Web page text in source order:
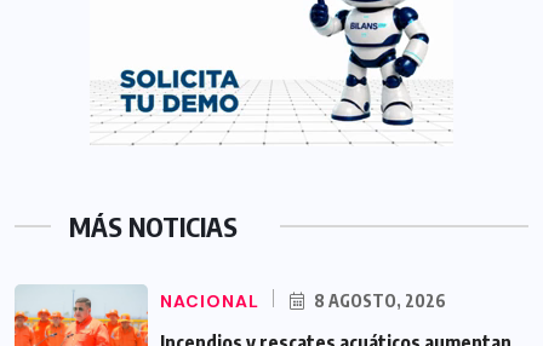
MÁS NOTICIAS
NACIONAL 8 AGOSTO, 2026